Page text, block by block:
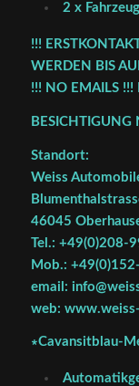
2 x
!!!
WERDEN BIS
!!! NO EMAILS !!!
BESICHTIGUNG
Standort:
Weiss
46045
Tel.: +49(0)208-
Mob.:
email:
web:
∗Cavansitblau-